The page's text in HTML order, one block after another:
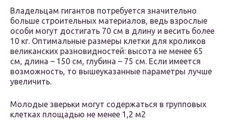
Владельцам гигантов потребуется значительно
больше строительных материалов, ведь взрослые
особи могут достигать 70 см в длину и весить более
10 кг. Оптимальные размеры клетки для кроликов
великанских разновидностей: высота не менее 65
см, длина – 150 см, глубина – 75 см. Если имеется
возможность, то вышеуказанные параметры лучше
увеличить.
Молодые зверьки могут содержаться в групповых
клетках площадью не менее 1,2 м2